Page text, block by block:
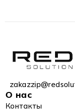
О нас
Контакты